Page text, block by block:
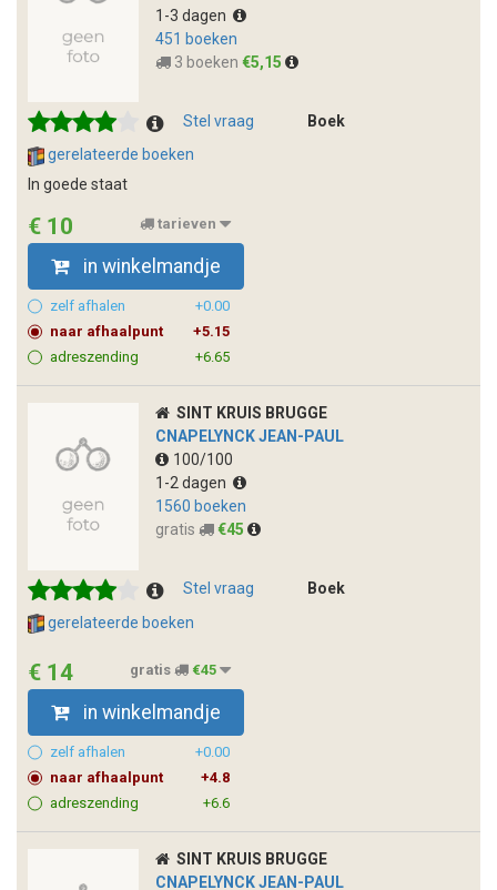
1-3 dagen
451 boeken
3 boeken €5,15
Stel vraag
Boek
gerelateerde boeken
In goede staat
€ 10 tarieven
in winkelmandje
zelf afhalen
+0.00
naar afhaalpunt
+5.15
adreszending
+6.65
SINT KRUIS BRUGGE
CNAPELYNCK JEAN-PAUL
100/100
1-2 dagen
1560 boeken
gratis
€45
Stel vraag
Boek
gerelateerde boeken
€ 14 gratis €45
in winkelmandje
zelf afhalen
+0.00
naar afhaalpunt
+4.8
adreszending
+6.6
SINT KRUIS BRUGGE
CNAPELYNCK JEAN-PAUL